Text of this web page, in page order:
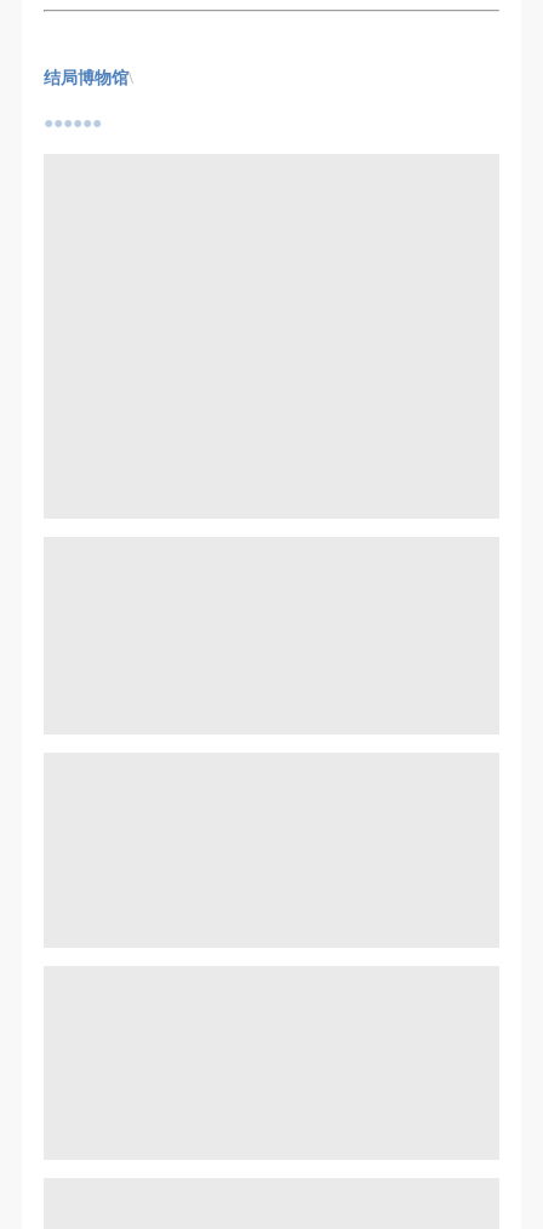
结局博物馆\
●●●●●●